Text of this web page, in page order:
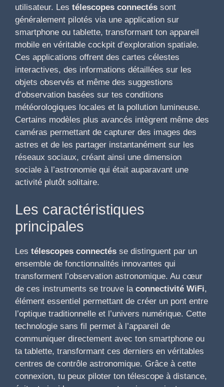
utilisateur. Les télescopes connectés sont
généralement pilotés via une application sur
smartphone ou tablette, transformant ton appareil
mobile en véritable cockpit d’exploration spatiale.
Ces applications offrent des cartes célestes
interactives, des informations détaillées sur les
objets observés et même des suggestions
d’observation basées sur tes conditions
météorologiques locales et la pollution lumineuse.
Certains modèles plus avancés intègrent même des
caméras permettant de capturer des images des
astres et de les partager instantanément sur les
réseaux sociaux, créant ainsi une dimension
sociale à l’astronomie qui était auparavant une
activité plutôt solitaire.
Les caractéristiques
principales
Les télescopes connectés se distinguent par un
ensemble de fonctionnalités innovantes qui
transforment l’observation astronomique. Au cœur
de ces instruments se trouve la connectivité WiFi,
élément essentiel permettant de créer un pont entre
l’optique traditionnelle et l’univers numérique. Cette
technologie sans fil permet à l’appareil de
communiquer directement avec ton smartphone ou
ta tablette, transformant ces derniers en véritables
centres de contrôle astronomique. Grâce à cette
connexion, tu peux piloter ton télescope à distance,